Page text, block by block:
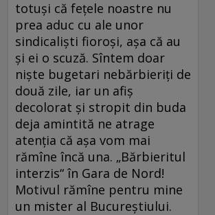
totuşi că feţele noastre nu
prea aduc cu ale unor
sindicalişti fioroşi, aşa că au
şi ei o scuză. Sîntem doar
nişte bugetari nebărbieriţi de
două zile, iar un afiş
decolorat şi stropit din buda
deja amintită ne atrage
atenţia că aşa vom mai
rămîne încă una. „Bărbieritul
interzis“ în Gara de Nord!
Motivul rămîne pentru mine
un mister al Bucureştiului.